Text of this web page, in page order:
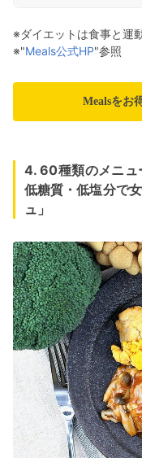
※ダイエットは食事と運
※"Meals公式HP"参照
Mealsをお
4. 60種類のメニュ
低糖質・低塩分で
ュ」